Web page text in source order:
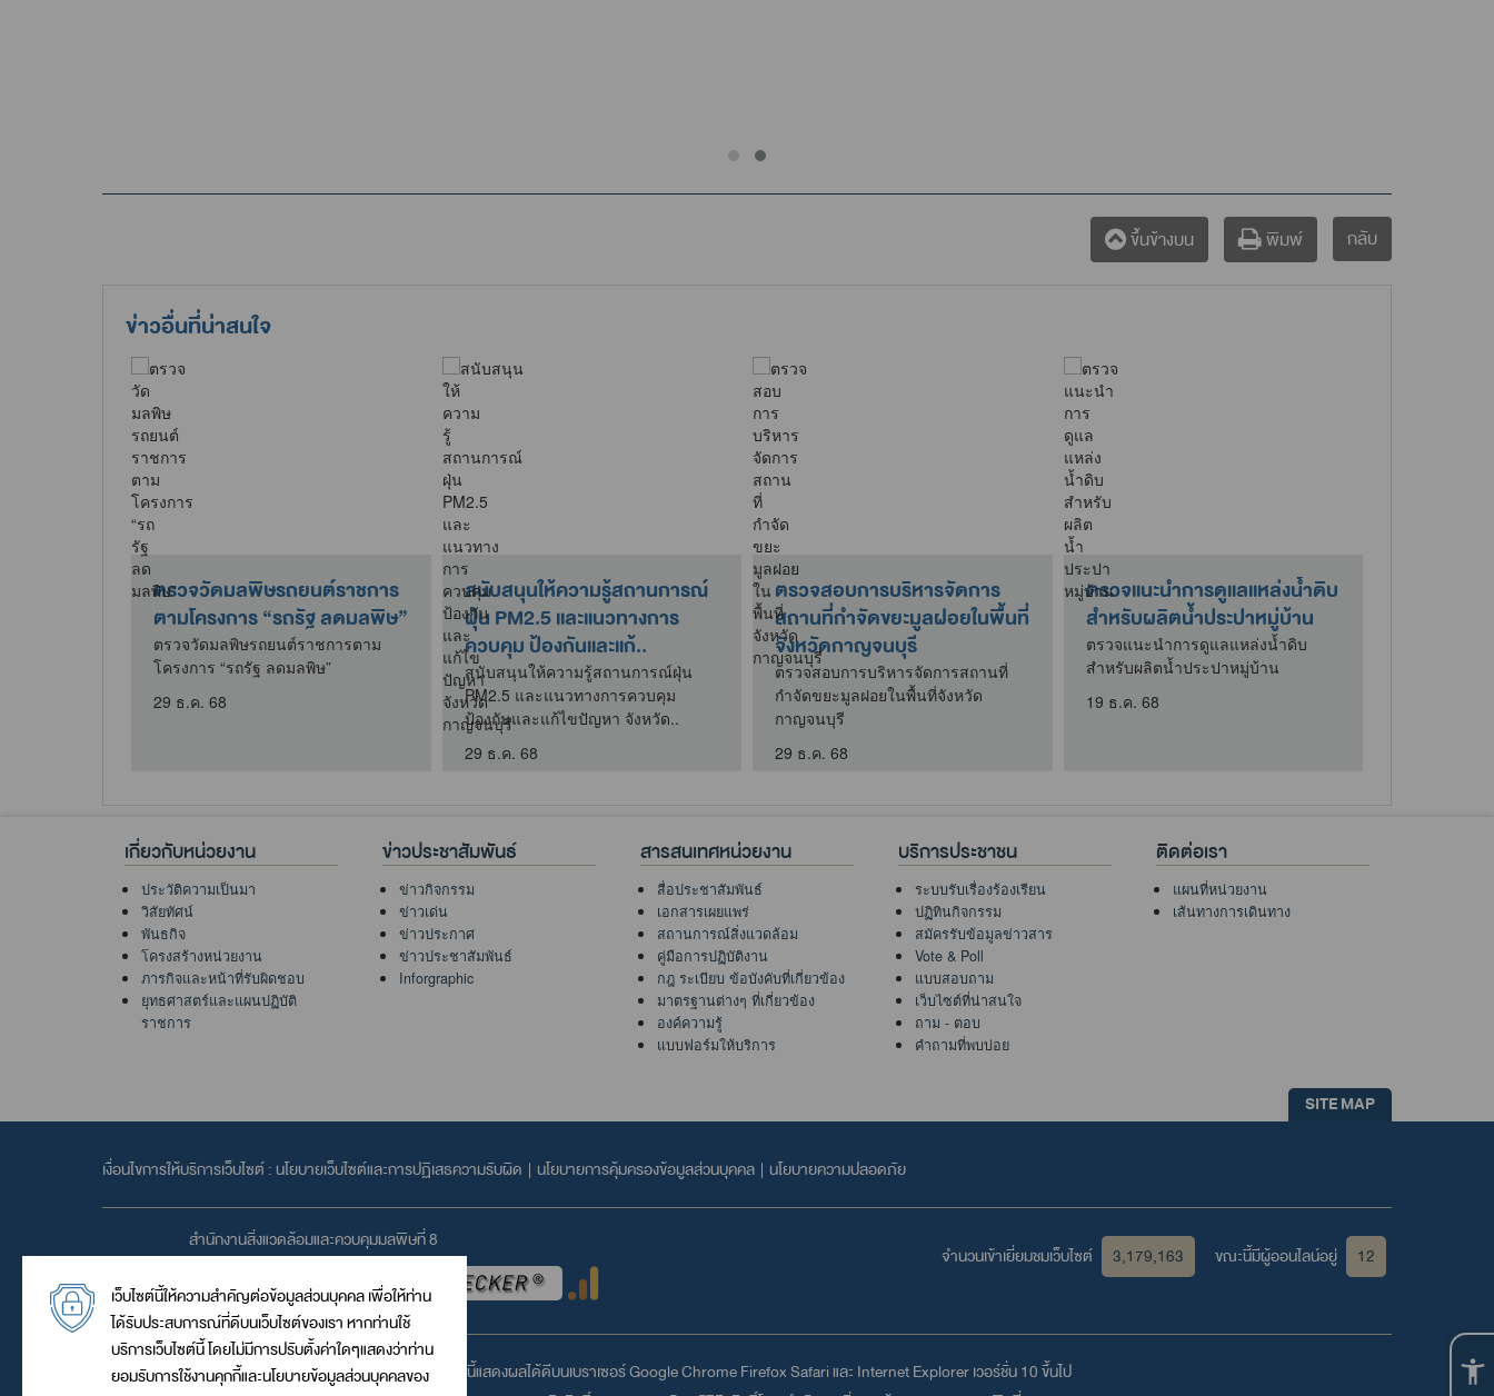
ขึ้นข้างบน พิมพ์ กลับ
ข่าวอื่นที่น่าสนใจ
ตรวจวัดมลพิษรถยนต์ราชการ
ตามโครงการ “รถรัฐ ลดมลพิษ”
ตรวจวัดมลพิษรถยนต์ราชการตาม
โครงการ “รถรัฐ ลดมลพิษ”
29 ธ.ค. 68
สนับสนุนให้ความรู้สถานการณ์
ฝุ่น PM2.5 และแนวทางการ
ควบคุม ป้องกันและแก้..
สนับสนุนให้ความรู้สถานการณ์ฝุ่น
PM2.5 และแนวทางการควบคุม
ป้องกันและแก้ไขปัญหา จังหวัด..
29 ธ.ค. 68
ตรวจสอบการบริหารจัดการ
สถานที่กำจัดขยะมูลฝอยในพื้นที่
จังหวัดกาญจนบุรี
ตรวจสอบการบริหารจัดการสถานที่
กำจัดขยะมูลฝอยในพื้นที่จังหวัด
กาญจนบุรี
29 ธ.ค. 68
ตรวจแนะนำการดูแลแหล่งน้ำดิบ
สำหรับผลิตน้ำประปาหมู่บ้าน
ตรวจแนะนำการดูแลแหล่งน้ำดิบ
สำหรับผลิตน้ำประปาหมู่บ้าน
19 ธ.ค. 68
เกี่ยวกับหน่วยงาน
ประวัติความเป็นมา
วิสัยทัศน์
พันธกิจ
โครงสร้างหน่วยงาน
ภารกิจและหน้าที่รับผิดชอบ
ยุทธศาสตร์และแผนปฏิบัติ
ราชการ
ข่าวประชาสัมพันธ์
ข่าวกิจกรรม
ข่าวเด่น
ข่าวประกาศ
ข่าวประชาสัมพันธ์
Inforgraphic
สารสนเทศหน่วยงาน
สื่อประชาสัมพันธ์
เอกสารเผยแพร่
สถานการณ์สิ่งแวดล้อม
คู่มือการปฏิบัติงาน
กฎ ระเบียบ ข้อบังคับที่เกี่ยวข้อง
มาตรฐานต่างๆ ที่เกี่ยวข้อง
องค์ความรู้
แบบฟอร์มให้บริการ
บริการประชาชน
ระบบรับเรื่องร้องเรียน
ปฏิทินกิจกรรม
สมัครรับข้อมูลข่าวสาร
Vote & Poll
แบบสอบถาม
เว็บไซต์ที่น่าสนใจ
ถาม - ตอบ
คำถามที่พบบ่อย
ติดต่อเรา
แผนที่หน่วยงาน
เส้นทางการเดินทาง
SITE MAP
เงื่อนไขการให้บริการเว็บไซต์ : นโยบายเว็บไซต์และการปฏิเสธความรับผิด | นโยบายการคุ้มครองข้อมูลส่วนบุคคล | นโยบายความปลอดภัย
สำนักงานสิ่งแวดล้อมและควบคุมมลพิษที่ 8
จำนวนเข้าเยี่ยมชมเว็บไซต์ 3,179,163 ขณะนี้มีผู้ออนไลน์อยู่ 12
เว็บไซต์นี้แสดงผลได้ดีบนเบราเซอร์Google ChromeFirefoxSafariและ Internet Explorerเวอร์ชั่น 10 ขึ้นไป
เว็บไซต์นี้ให้ความสำคัญต่อข้อมูลส่วนบุคคล เพื่อให้ท่าน
ได้รับประสบการณ์ที่ดีบนเว็บไซต์ของเรา หากท่านใช้
บริการเว็บไซต์นี้ โดยไม่มีการปรับตั้งค่าใดๆแสดงว่าท่าน
ยอมรับการใช้งานคุกกี้และนโยบายข้อมูลส่วนบุคคลของ